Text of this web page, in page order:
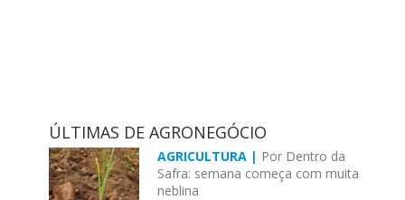
ÚLTIMAS DE AGRONEGÓCIO
AGRICULTURA | Por Dentro da
Safra: semana começa com muita
neblina